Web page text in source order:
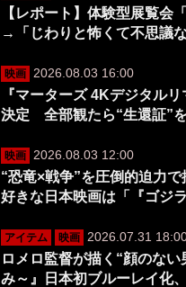
【レポート】体験型展覧
→「じわりと怖くて不思議な
映画 2026.08.03 16:00
『マーターズ 4Kデジタル
決定 全部観たら“生還証”
映画 2026.08.03 12:00
“恐竜×戦争”を圧倒的迫力
好きな日本映画は「『ゴジ
アイテム 映画 2026.07.31
ロメロ監督が描く“顔のな
み～』日本初ブルーレイ化